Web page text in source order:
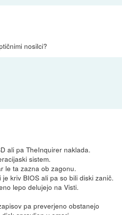
nosilci?
ali pa TheInquirer naklada.
sistem.
le ta zazna ob zagonu.
kriv BIOS ali pa so bili diski zanič.
lepo delujejo na Visti.
pa preverjeno obstanejo